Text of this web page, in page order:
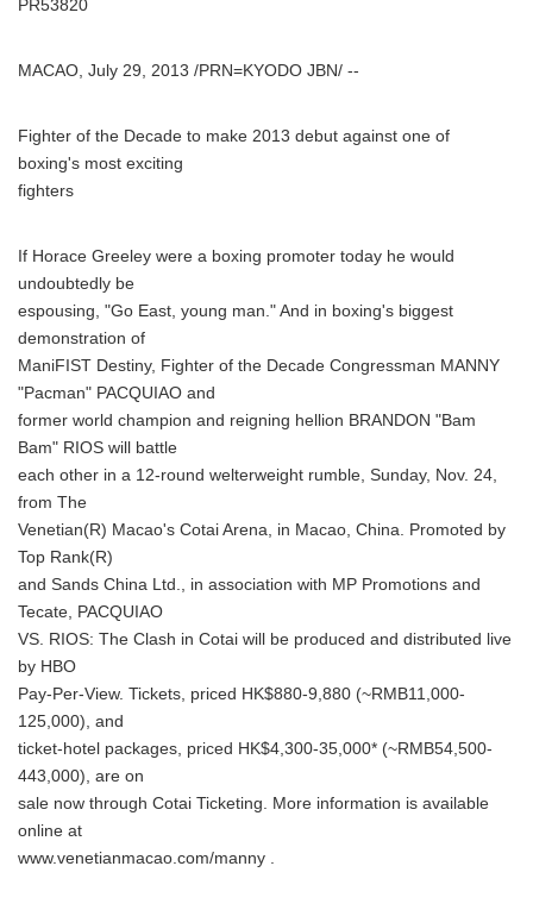
PR53820
MACAO, July 29, 2013 /PRN=KYODO JBN/ --
Fighter of the Decade to make 2013 debut against one of
boxing's most exciting
fighters
If Horace Greeley were a boxing promoter today he would
undoubtedly be
espousing, "Go East, young man." And in boxing's biggest
demonstration of
ManiFIST Destiny, Fighter of the Decade Congressman MANNY
"Pacman" PACQUIAO and
former world champion and reigning hellion BRANDON "Bam
Bam" RIOS will battle
each other in a 12-round welterweight rumble, Sunday, Nov. 24,
from The
Venetian(R) Macao's Cotai Arena, in Macao, China. Promoted by
Top Rank(R)
and Sands China Ltd., in association with MP Promotions and
Tecate, PACQUIAO
VS. RIOS: The Clash in Cotai will be produced and distributed live
by HBO
Pay-Per-View. Tickets, priced HK$880-9,880 (~RMB11,000-
125,000), and
ticket-hotel packages, priced HK$4,300-35,000* (~RMB54,500-
443,000), are on
sale now through Cotai Ticketing. More information is available
online at
www.venetianmacao.com/manny .